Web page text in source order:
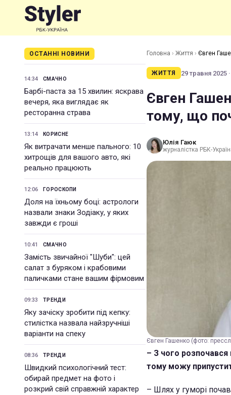
ОСТАННІ НОВИНИ
14:34 СМАЧНО
Барбі-паста за 15 хвилин: яскрава
вечеря, яка виглядає як
ресторанна страва
13:14 КОРИСНЕ
Як витрачати менше пального: 10
хитрощів для вашого авто, які
реально працюють
12:06 ГОРОСКОПИ
Доля на їхньому боці: астрологи
назвали знаки Зодіаку, у яких
завжди є гроші
10:41 СМАЧНО
Замість звичайної "Шуби": цей
салат з буряком і крабовими
паличками стане вашим фірмовим
09:33 ТРЕНДИ
Яку зачіску зробити під кепку:
стилістка назвала найзручніші
варіанти на спеку
08:36 ТРЕНДИ
Швидкий психологічний тест:
обирай предмет на фото і
розкрий свій справжній характер
Головна › Життя › Євген
ЖИТТЯ 29 травня 2025
Євген
тому, що
Юлія Гаюк
журналістка РБК-
Євген Гашенко (фото:
– З чого розпочався
тому можу
– Шлях у гуморі